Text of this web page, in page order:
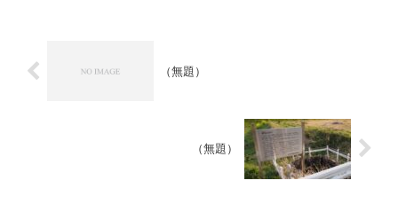
（無題）
（無題）